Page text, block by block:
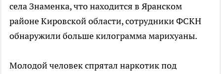
села Знаменка, что находится в Яранском
районе Кировской области, сотрудники ФСКН
обнаружили больше килограмма марихуаны.
Молодой человек спрятал наркотик под